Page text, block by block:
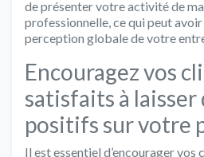
de présenter votre activité de
professionnelle, ce qui peut
perception globale de votre
Encouragez vos
satisfaits à laisser
positifs sur votre
Il est essentiel d’encourager vos